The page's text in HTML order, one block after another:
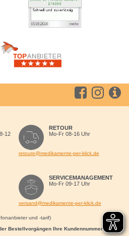
12
RETOUR
Mo-Fr 08-16 Uhr
retoure@medikamente-per-klick.de
SERVICEMANAGEMENT
Mo-Fr 09-17 Uhr
versand@medikamente-per-klick.de
und -tarif)
Bestellvorgängen Ihre Kundennummer für uns